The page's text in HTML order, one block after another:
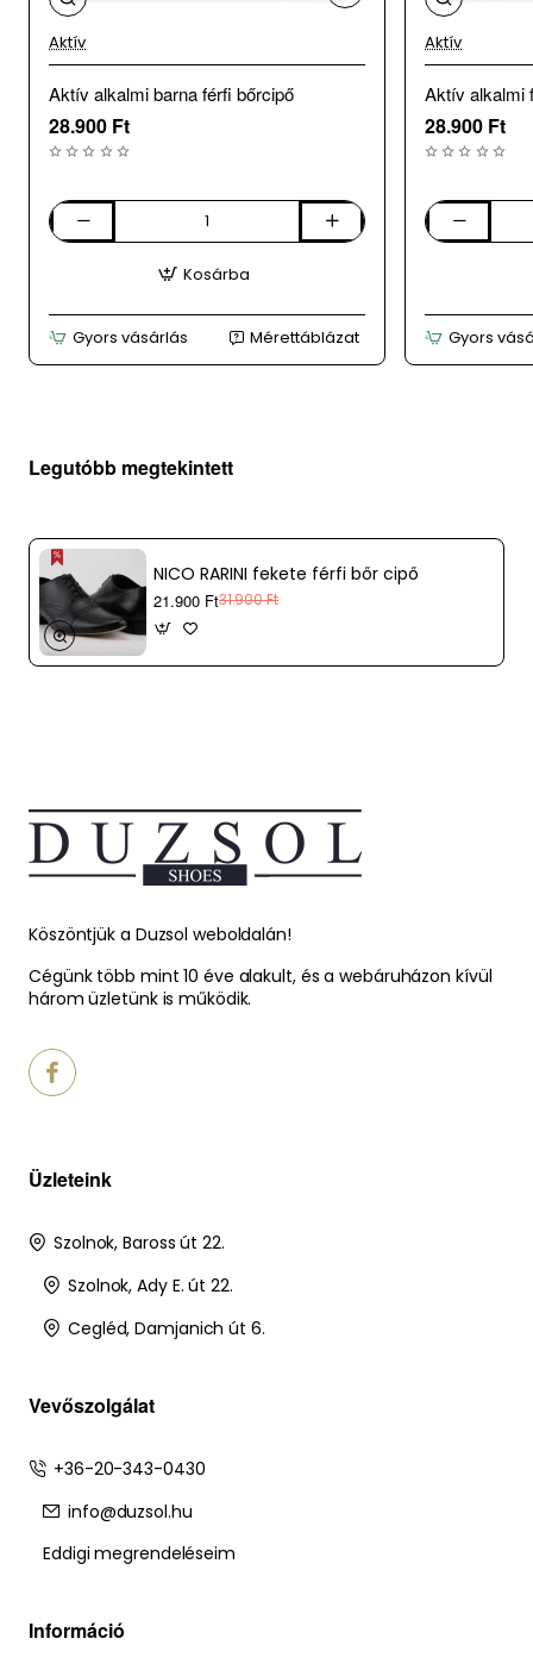
A webáruházunk mellett üzletként is működünk,
az adatok 24 óránként kerülnek frissítésre, így
ritkán, de előfordulhat, hogy a megrendelt
terméket időközben eladtuk.
Aktív
Aktív alkalmi barna férfi bőrcipő
28.900 Ft
Aktív
bőrcipő
Kosárba
Gyors vásárlás Mérettáblázat
Aktív
Aktív alkalmi
28.900 Ft
Aktív
bőr
cipőGyors
Legutóbb megtekintett
NICO RARINI fekete férfi bőr cipő
21.900 Ft31.900 Ft
Köszöntjük a Duzsol weboldalán!
Cégünk több mint 10 éve alakult, és a webáruházon kívül
három üzletünk is működik.
Üzleteink
Szolnok, Baross út 22.
Szolnok, Ady E. út 22.
Cegléd, Damjanich út 6.
Vevőszolgálat
+36-20-343-0430
info@duzsol.hu
Eddigi megrendeléseim
Információ